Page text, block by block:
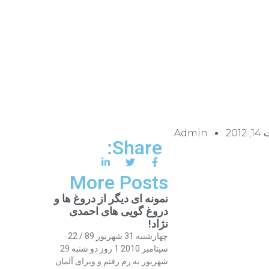
Admin
Share:
More Posts
نمونه ای دیگر از دروغ ها و
دروغ گویی های احمدی
نژاد!
چهارشنبه 31 شهریور 89 / 22
سپتامبر 2010 1 روز دو شنبه 29
شهریور به رم رفتم و ویزای آلمان